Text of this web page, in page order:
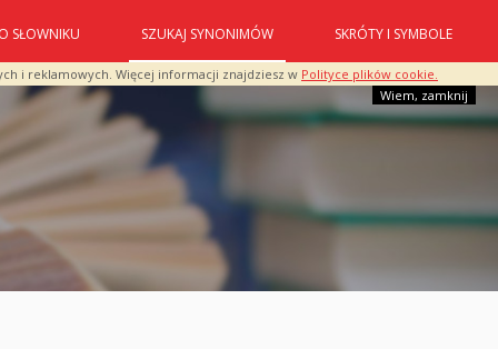
i reklamowych. Więcej informacji znajdziesz w Polityce plików cookie.
Wiem, zamknij
O SŁOWNIKU SZUKAJ SYNONIMÓW SKRÓTY I SYMBOLE